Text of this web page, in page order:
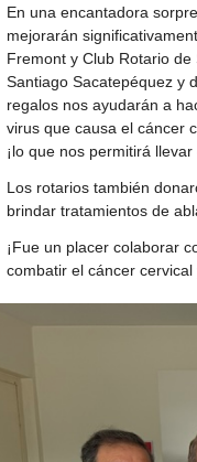
En una encantadora
mejorarán
Fremont y Club Rotario
Santiago Sacatepéquez y
regalos nos ayudarán a
virus que causa el cáncer
¡lo que nos permitirá
Los rotarios también
brindar tratamientos de
¡Fue un placer colaborar
combatir el cáncer